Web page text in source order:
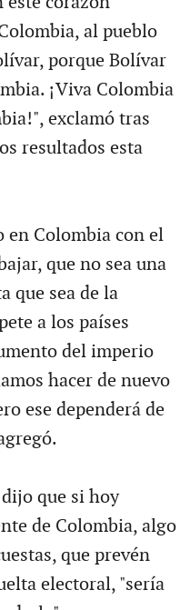
al pueblo
porque Bolívar
¡Viva Colombia
exclamó tras
resultados esta
en Colombia con el
que no sea una
que sea de la
a los países
del imperio
hacer de nuevo
ese dependerá de
que si hoy
de Colombia, algo
que prevén
electoral, "sería